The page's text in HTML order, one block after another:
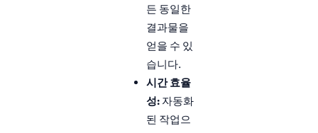
든 동일한
결과물을
얻을 수 있
습니다.
시간 효율
성: 자동화
된 작업으